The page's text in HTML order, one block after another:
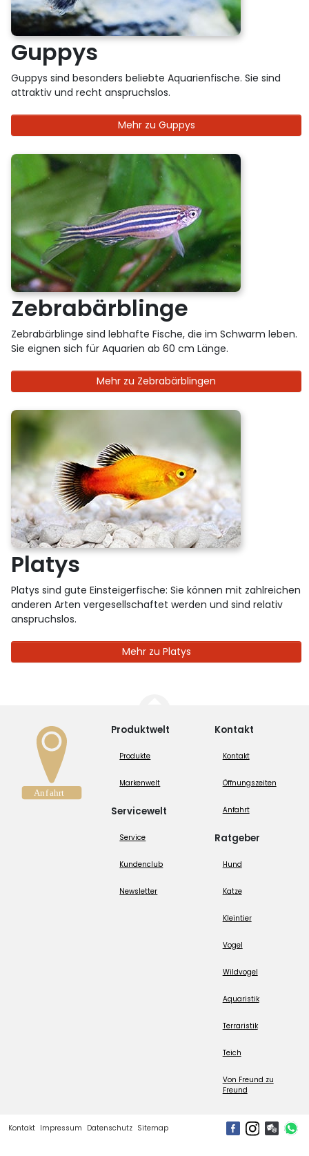
Guppys
Guppys sind besonders beliebte Aquarienfische. Sie sind
attraktiv und recht anspruchslos.
Mehr zu Guppys
Zebrabärblinge
Zebrabärblinge sind lebhafte Fische, die im Schwarm leben.
Sie eignen sich für Aquarien ab 60 cm Länge.
Mehr zu Zebrabärblingen
Platys
Platys sind gute Einsteigerfische: Sie können mit zahlreichen
anderen Arten vergesellschaftet werden und sind relativ
anspruchslos.
Mehr zu Platys
Produktwelt
Produkte
Markenwelt
Servicewelt
Service
Kundenclub
Newsletter
Kontakt
Kontakt
Öffnungszeiten
Anfahrt
Ratgeber
Hund
Katze
Kleintier
Vogel
Wildvogel
Aquaristik
Terraristik
Teich
Von Freund zu
Freund
Kontakt Impressum Datenschutz Sitemap